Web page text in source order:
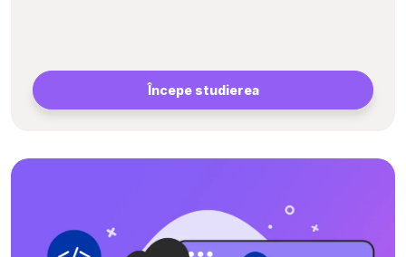
Începe studierea